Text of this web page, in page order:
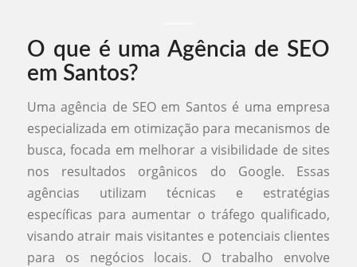
O que é uma Agência de SEO
em Santos?
Uma agência de SEO em Santos é uma empresa
especializada em otimização para mecanismos de
busca, focada em melhorar a visibilidade de sites
nos resultados orgânicos do Google. Essas
agências utilizam técnicas e estratégias
específicas para aumentar o tráfego qualificado,
visando atrair mais visitantes e potenciais clientes
para os negócios locais. O trabalho envolve